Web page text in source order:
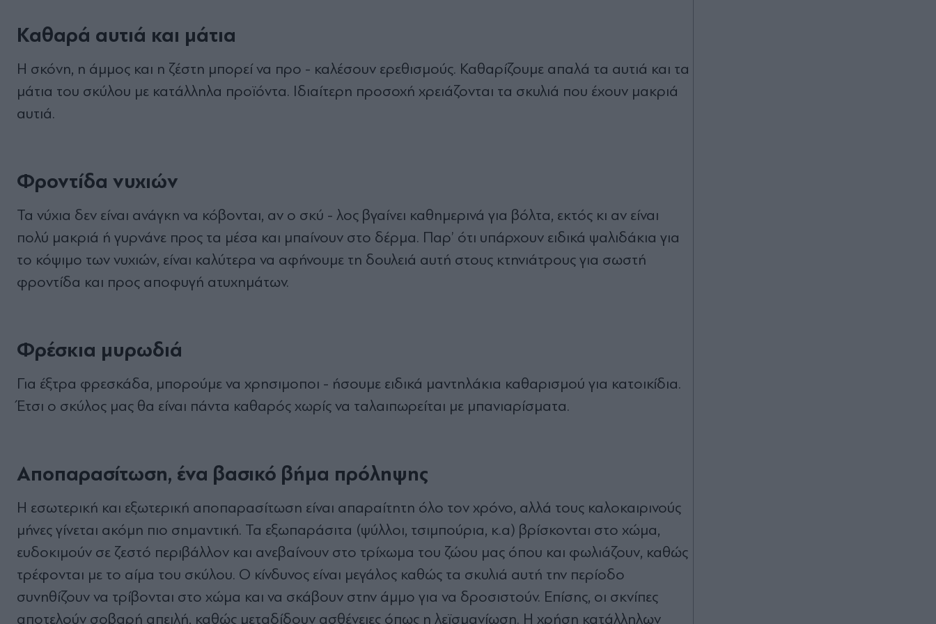
Καθαρά αυτιά και μάτια
Η σκόνη, η άμμος και η ζέστη μπορεί να προ - καλέσουν ερεθισμούς. Καθαρίζουμε απαλά τα αυτιά και τα
μάτια του σκύλου με κατάλληλα προϊόντα. Ιδιαίτερη προσοχή χρειάζονται τα σκυλιά που έχουν μακριά
αυτιά.
Φροντίδα νυχιών
Τα νύχια δεν είναι ανάγκη να κόβονται, αν ο σκύ - λος βγαίνει καθημερινά για βόλτα, εκτός κι αν είναι
πολύ μακριά ή γυρνάνε προς τα μέσα και μπαίνουν στο δέρμα. Παρ’ ότι υπάρχουν ειδικά ψαλιδάκια για
το κόψιμο των νυχιών, είναι καλύτερα να αφήνουμε τη δουλειά αυτή στους κτηνιάτρους για σωστή
φροντίδα και προς αποφυγή ατυχημάτων.
Φρέσκια μυρωδιά
Για έξτρα φρεσκάδα, μπορούμε να χρησιμοποι - ήσουμε ειδικά μαντηλάκια καθαρισμού για κατοικίδια.
Έτσι ο σκύλος μας θα είναι πάντα καθαρός χωρίς να ταλαιπωρείται με μπανιαρίσματα.
Αποπαρασίτωση, ένα βασικό βήμα πρόληψης
Η εσωτερική και εξωτερική αποπαρασίτωση είναι απαραίτητη όλο τον χρόνο, αλλά τους καλοκαιρινούς
μήνες γίνεται ακόμη πιο σημαντική. Τα εξωπαράσιτα (ψύλλοι, τσιμπούρια, κ.α) βρίσκονται στο χώμα,
ευδοκιμούν σε ζεστό περιβάλλον και ανεβαίνουν στο τρίχωμα του ζώου μας όπου και φωλιάζουν, καθώς
τρέφονται με το αίμα του σκύλου. Ο κίνδυνος είναι μεγάλος καθώς τα σκυλιά αυτή την περίοδο
συνηθίζουν να τρίβονται στο χώμα και να σκάβουν στην άμμο για να δροσιστούν. Επίσης, οι σκνίπες
αποτελούν σοβαρή απειλή, καθώς μεταδίδουν ασθένειες όπως η λεϊσμανίωση. Η χρήση κατάλληλων